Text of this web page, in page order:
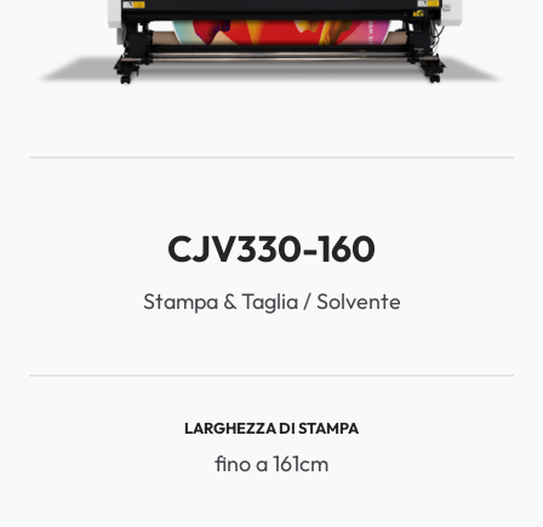
CJV330-160
Stampa & Taglia / Solvente
LARGHEZZA DI STAMPA
fino a 161cm